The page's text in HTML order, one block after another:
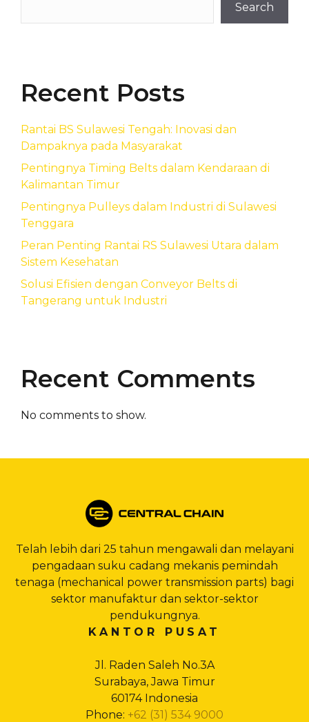
Search
Recent Posts
Rantai BS Sulawesi Tengah: Inovasi dan
Dampaknya pada Masyarakat
Pentingnya Timing Belts dalam Kendaraan di
Kalimantan Timur
Pentingnya Pulleys dalam Industri di Sulawesi
Tenggara
Peran Penting Rantai RS Sulawesi Utara dalam
Sistem Kesehatan
Solusi Efisien dengan Conveyor Belts di
Tangerang untuk Industri
Recent Comments
No comments to show.
Telah lebih dari 25 tahun mengawali dan melayani
pengadaan suku cadang mekanis pemindah
tenaga (mechanical power transmission parts) bagi
sektor manufaktur dan sektor-sektor
pendukungnya.
KANTOR PUSAT
Jl. Raden Saleh No.3A
Surabaya, Jawa Timur
60174 Indonesia
Phone: +62 (31) 534 9000